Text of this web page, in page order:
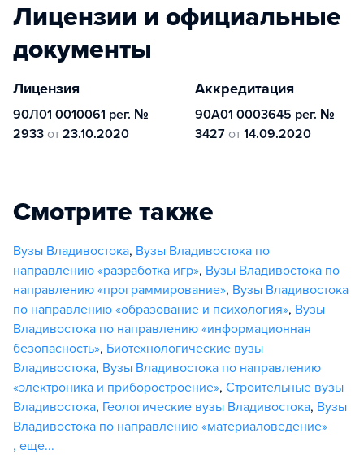
Лицензии и официальные
документы
Лицензия
90Л01 0010061 рег. №
2933 от 23.10.2020
Аккредитация
90А01 0003645 рег. №
3427 от 14.09.2020
Смотрите также
Вузы Владивостока, Вузы Владивостока по
направлению «разработка игр», Вузы Владивостока по
направлению «программирование», Вузы Владивостока
по направлению «образование и психология», Вузы
Владивостока по направлению «информационная
безопасность», Биотехнологические вузы
Владивостока, Вузы Владивостока по направлению
«электроника и приборостроение», Строительные вузы
Владивостока, Геологические вузы Владивостока, Вузы
Владивостока по направлению «материаловедение»
, еще...